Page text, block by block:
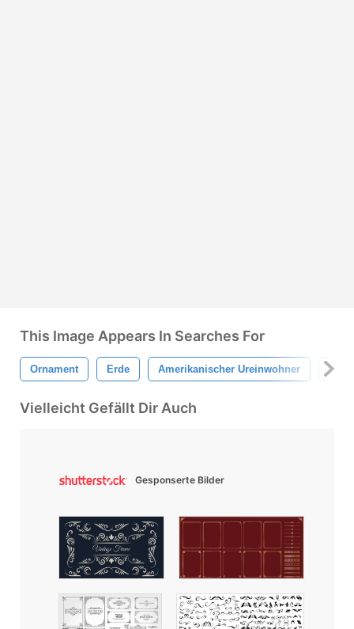
This Image Appears In Searches For
Ornament Erde Amerikanischer Ureinwohner
Vielleicht Gefällt Dir Auch
Gesponserte Bilder